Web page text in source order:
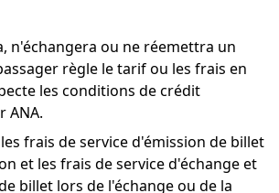
n'échangera ou ne réemettra un
règle le tarif ou les frais en
les conditions de crédit
ANA.
frais de service d'émission de billet
et les frais de service d'échange et
billet lors de l'échange ou de la